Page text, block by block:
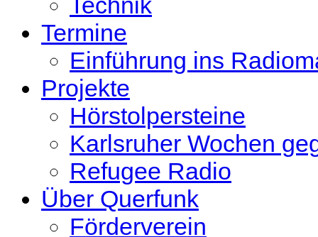
Termine
Einführung ins
Projekte
Hörstolpersteine
Karlsruher Wochen
Refugee Radio
Über Querfunk
Förderverein